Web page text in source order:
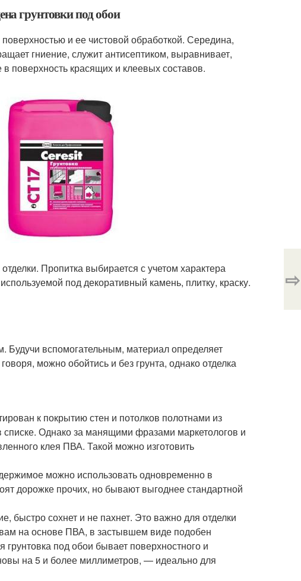
грунтовки под обои
и ее чистовой обработкой. Середина,
гниение, служит антисептиком, выравнивает,
поверхность красящих и клеевых составов.
Пропитка выбирается с учетом характера
под декоративный камень, плитку, краску.
Будучи вспомогательным, материал определяет
можно обойтись и без грунта, однако отделка
к покрытию стен и потолков полотнами из
Однако за манящими фразами маркетологов и
клея ПВА. Такой можно изготовить
можно использовать одновременно в
дорожке прочих, но бывают выгоднее стандартной
быстро сохнет и не пахнет. Это важно для отделки
на основе ПВА, в застывшем виде подобен
под обои бывает поверхностного и
на 5 и более миллиметров, — идеально для
⇨